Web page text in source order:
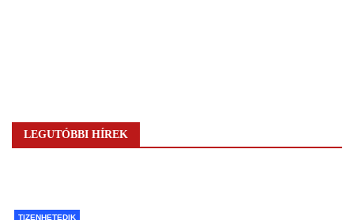
LEGUTÓBBI HÍREK
TIZENHETEDIK